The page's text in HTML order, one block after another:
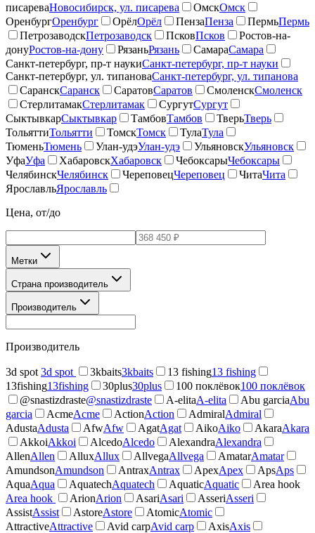
писареваНовосибирск, ул. писарева ОмскОмск
ОренбургОренбург ОрёлОрёл ПензаПенза ПермьПермь
ПетрозаводскПетрозаводск ПсковПсков
Ростов-на-
донуРостов-на-дону РязаньРязань СамараСамара
Санкт-петербург, пр-т наукиСанкт-петербург, пр-т науки
Санкт-петербург, ул. типановаСанкт-петербург, ул. типанова
СаранскСаранск СаратовСаратов СмоленскСмоленск
СтерлитамакСтерлитамак СургутСургут
СыктывкарСыктывкар ТамбовТамбов ТверьТверь
ТольяттиТольятти ТомскТомск ТулаТула
ТюменьТюмень Улан-удэУлан-удэ УльяновскУльяновск
УфаУфа ХабаровскХабаровск ЧебоксарыЧебоксары
ЧелябинскЧелябинск ЧереповецЧереповец ЧитаЧита
ЯрославльЯрославль
Цена, от/до
Метки
Страна производитель
Производитель
Производитель
3d spot 3d spot 3kbaits3kbaits 13 fishing13 fishing
13fishing13fishing 30plus30plus 100 поклёвок100 поклёвок
@snastizdraste@snastizdraste A-elitaA-elita Abu garciaAbu
garcia
AcmeAcme ActionAction AdmiralAdmiral
AdustaAdusta AfwAfw AgatAgat AikoAiko AkaraAkara
AkkoiAkkoi AlcedoAlcedo AlexandraAlexandra
AllenAllen AlluxAllux AllvegaAllvega AmatarAmatar
AmundsonAmundson AntraxAntrax ApexApex ApsAps
AquaAqua AquatechAquatech AquaticAquatic
Area hook
Area hook
ArionArion AsariAsari AsseriAsseri
AssistAssist AstoreAstore AtomicAtomic
AttractiveAttractive Avid carpAvid carp AxisAxis